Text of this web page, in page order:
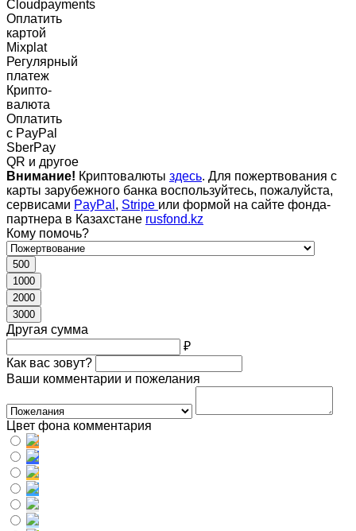
Cloudpayments
Оплатить
картой
Mixplat
Регулярный
платеж
Крипто-
валюта
Оплатить
c PayPal
SberPay
QR и другое
Внимание! Криптовалюты здесь. Для пожертвования с
карты зарубежного банка воспользуйтесь, пожалуйста,
сервисами PayPal , Stripe или формой на сайте фонда-
партнера в Казахстане rusfond.kz
Кому помочь?
500
1000
2000
3000
Другая сумма
₽
Как вас зовут?
Ваши комментарии и пожелания
Цвет фона комментария